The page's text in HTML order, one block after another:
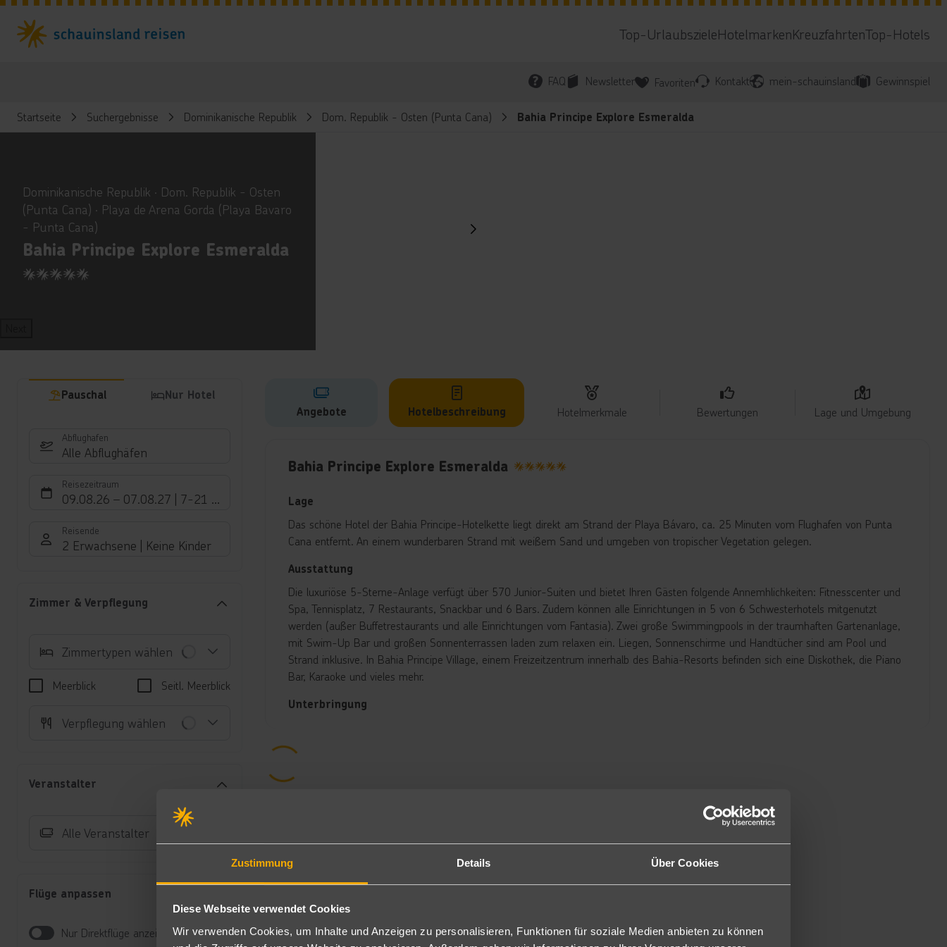
Zustimmung Details Über Cookies
Diese Webseite verwendet Cookies
Wir verwenden Cookies, um Inhalte und Anzeigen zu personalisieren, Funktionen für soziale Medien anbieten zu können
Top-UrlaubszieleHotelmarkenKreuzfahrtenTop-Hotels
FAQ Newsletter Favoriten Kontakt mein-schauinsland Gewinnspiel
Startseite Suchergebnisse Dominikanische Republik Dom. Republik - Osten (Punta Cana) Bahia Principe Explore Esmeralda
Dominikanische Republik ∙ Dom. Republik - Osten
(Punta Cana) ∙ Playa de Arena Gorda (Playa Bavaro
- Punta Cana)
Bahia Principe Explore Esmeralda
5
Pauschal Nur Hotel
Abflughafen
Alle Abflughäfen
Reisezeitraum
09.08.26 – 07.08.27 7-21 Nächte
Reisende
2 Erwachsene Keine Kinder
Zimmer & Verpflegung
Zimmertypen wählen
Meerblick Seitl. Meerblick
Verpflegung wählen
Veranstalter
Alle Veranstalter
Flüge anpassen
Nur Direktflüge anzeigen
Angebote Hotelbeschreibung Hotelmerkmale Bewertungen Lage und Umgebung
Bahia Principe Explore Esmeralda
Lage
Das schöne Hotel der Bahia Principe-Hotelkette liegt direkt am Strand der Playa Bávaro, ca. 25 Minuten vom Flughafen von Punta
Cana entfernt. An einem wunderbaren Strand mit weißem Sand und umgeben von tropischer Vegetation gelegen.
Ausstattung
Die luxuriöse 5-Sterne-Anlage verfügt über 570 Junior-Suiten und bietet Ihren Gästen folgende Annemhlichkeiten: Fitnesscenter und
Spa, Tennisplatz, 7 Restaurants, Snackbar und 6 Bars. Zudem können alle Einrichtungen in 5 von 6 Schwesterhotels mitgenutzt
werden (außer Buffetrestaurants und alle Einrichtungen vom Fantasia). Zwei große Swimmingpools in der traumhaften Gartenanlage,
mit Swim-Up Bar und großen Sonnenterrassen laden zum relaxen ein. Liegen, Sonnenschirme und Handtücher sind am Pool und
Strand inklusive. In Bahia Principe Village, einem Freizeitzentrum innerhalb des Bahia-Resorts befinden sich eine Diskothek, die Piano
Bar, Karaoke und vieles mehr.
Unterbringung
Ab dem 1.11.26 als Swim Up Premium JS 1King Bed (SUJ) und Swim Up Premium 2Double Bed (JSO) buchbar.
Zimmer mit direktem Poolzugang stellen ein erhöhtes Gefahrenpotential für Kleinkinder dar. Daher gilt bei schauinsland-reisen für
Erwachsene + 1/2 Kinder/3 Erwachsene werden keine zusätzlichen Betten ins Zimmer gestellt, heißt Belegung: 2 Personen pro
Bett, auch wenn auf der Bestätigung Zustellbetten aufgeführt sind!
Verpflegung
All Inclusive